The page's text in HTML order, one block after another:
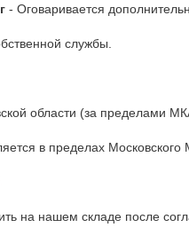
- Оговаривается
службы.
области (за пределами
в пределах
на нашем складе после